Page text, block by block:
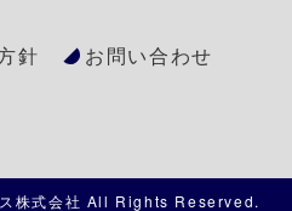
針
お問い合わせ
株式会社 All Rights Reserved.